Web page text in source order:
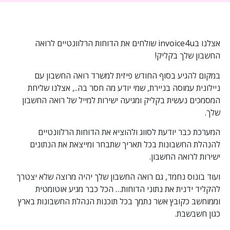
אצלנו בinvoice4u שולחים את הדוחות הרלוונטיים לרואה
החשבון שלך בקליק!
במקום להגיע בסוף החודש פיזית למשרד רואה החשבון עם
ניילונית עמוסה בניירת, שמי יודע מה חסר בה.., אצלנו שליחת
המסמכים נעשית בקליק ומגיעה ישירות למייל של רואה החשבון
שלך.
המערכת כבר יודעת לסווג ולהוציא את הדוחות הרלוונטיים
להנהלת החשבונות בכל תאריך שתבחר ומייצאת את הנתונים
ישירות לרואה החשבון.
ועוד בונוס נחמד, גם רואה החשבון שלך יהיה מרוצה שלא יצטרך
להקליד ידנית את נתוני הדוחות… הכל כבר מגיע אוטומטית
וממוחשב כקובץ אשר נתמך בכל תוכנות הנהלת החשבונות בארץ
כגון חשבשבת.